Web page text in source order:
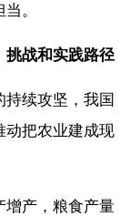
。
挑战和实践路径
续攻坚，我国
动把农业建成现
增产，粮食产量